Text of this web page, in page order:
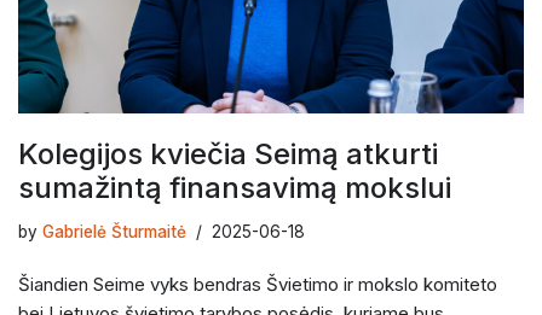
Kolegijos kviečia Seimą atkurti
sumažintą finansavimą mokslui
by Gabrielė Šturmaitė 2025-06-18
Šiandien Seime vyks bendras Švietimo ir mokslo komiteto